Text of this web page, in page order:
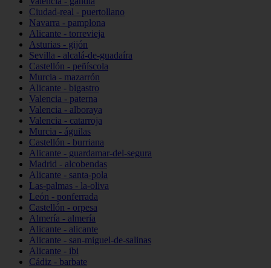
Ciudad-real - puertollano
Navarra - pamplona
Alicante - torrevieja
Asturias - gijón
Sevilla - alcalá-de-guadaíra
Castellón - peñíscola
Murcia - mazarrón
Alicante - bigastro
Valencia - paterna
Valencia - alboraya
Valencia - catarroja
Murcia - águilas
Castellón - burriana
Alicante - guardamar-del-segura
Madrid - alcobendas
Alicante - santa-pola
Las-palmas - la-oliva
León - ponferrada
Castellón - orpesa
Almería - almería
Alicante - alicante
Alicante - san-miguel-de-salinas
Alicante - ibi
Cádiz - barbate